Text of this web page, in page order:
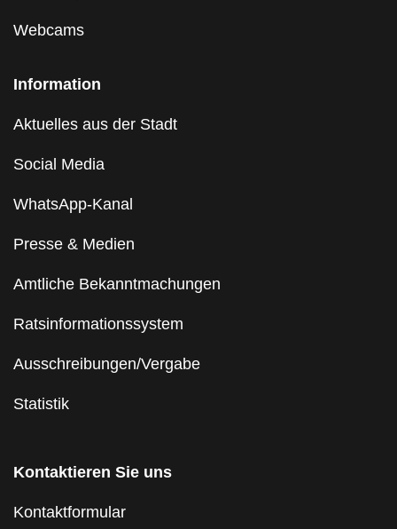
Webcams
Information
Aktuelles aus der Stadt
Social Media
WhatsApp-Kanal
Presse & Medien
Amtliche Bekanntmachungen
Ratsinformationssystem
Ausschreibungen/Vergabe
Statistik
Kontaktieren Sie uns
Kontaktformular